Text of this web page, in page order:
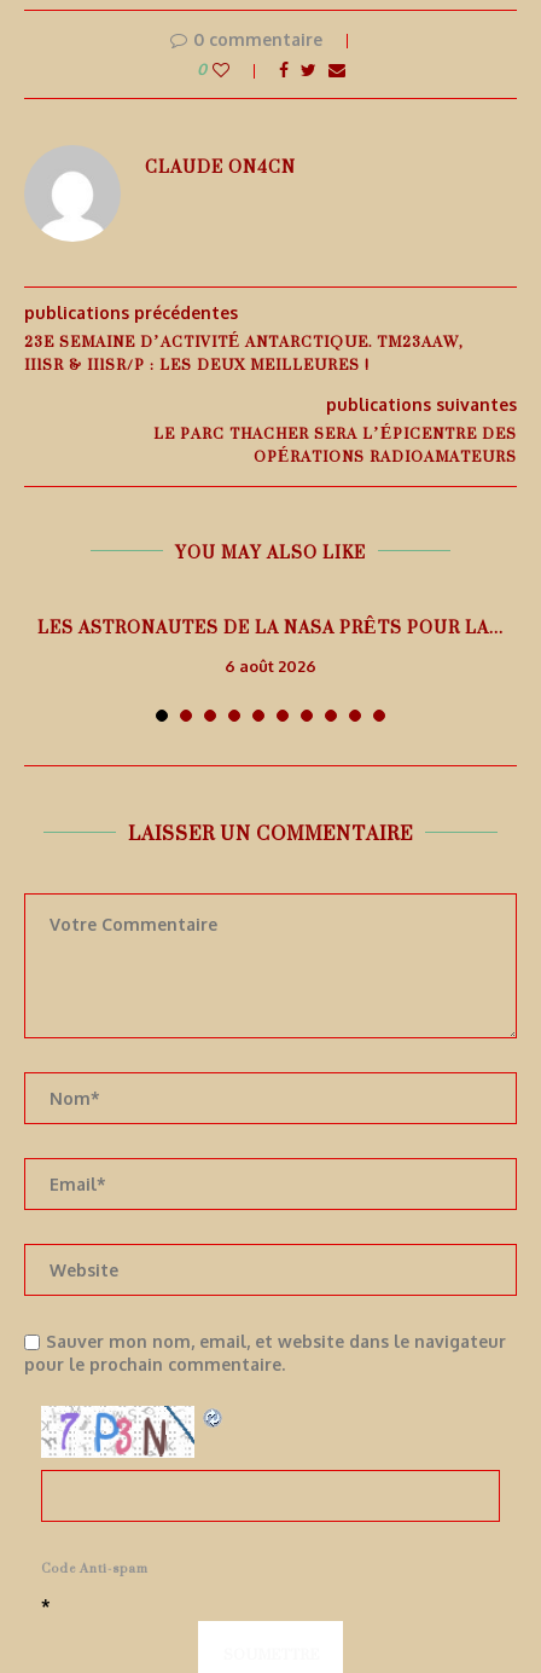
0 commentaire
0
CLAUDE ON4CN
publications précédentes
23E SEMAINE D’ACTIVITÉ ANTARCTIQUE. TM23AAW,
II1SR & II1SR/P : LES DEUX MEILLEURES !
publications suivantes
LE PARC THACHER SERA L’ÉPICENTRE DES
OPÉRATIONS RADIOAMATEURS
YOU MAY ALSO LIKE
LES ASTRONAUTES DE LA NASA PRÊTS POUR LA...
6 août 2026
LAISSER UN COMMENTAIRE
Sauver mon nom, email, et website dans le navigateur
pour le prochain commentaire.
Code Anti-spam
*